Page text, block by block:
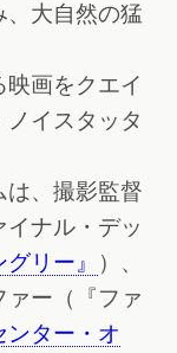
、大自然の猛
画をクエイ
イスタッタ
は、撮影監督
ナル・デッ
リー』
）、
ー（『ファ
ンター・オ